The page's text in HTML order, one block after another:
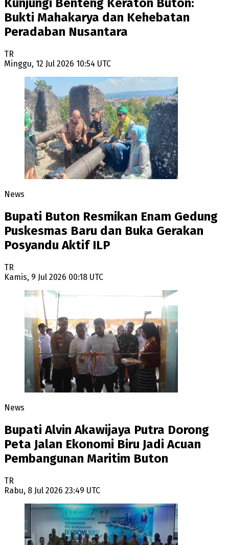
Kunjungi Benteng Keraton Buton:
Bukti Mahakarya dan Kehebatan
Peradaban Nusantara
TR
Minggu, 12 Jul 2026 10:54 UTC
News
Bupati Buton Resmikan Enam Gedung
Puskesmas Baru dan Buka Gerakan
Posyandu Aktif ILP
TR
Kamis, 9 Jul 2026 00:18 UTC
News
Bupati Alvin Akawijaya Putra Dorong
Peta Jalan Ekonomi Biru Jadi Acuan
Pembangunan Maritim Buton
TR
Rabu, 8 Jul 2026 23:49 UTC